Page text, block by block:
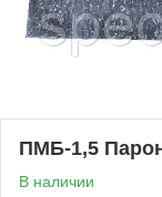
ПМБ-1,5
В наличии